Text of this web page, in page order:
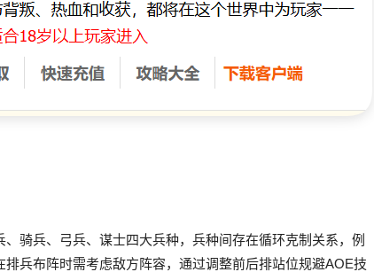
骑兵、弓兵、谋士四大兵种，兵种间存在循环克制关系，例
兵布阵时需考虑敌方阵容，通过调整前后排站位规避AOE技